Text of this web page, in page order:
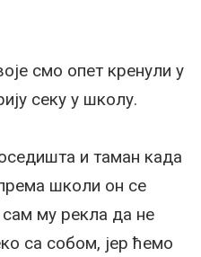
смо опет кренули у
секу у школу.
и таман када
школи он се
му рекла да не
са собом, јер ћемо